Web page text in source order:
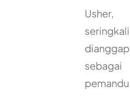
Usher,
seringkali
dianggap
sebagai
pemandu